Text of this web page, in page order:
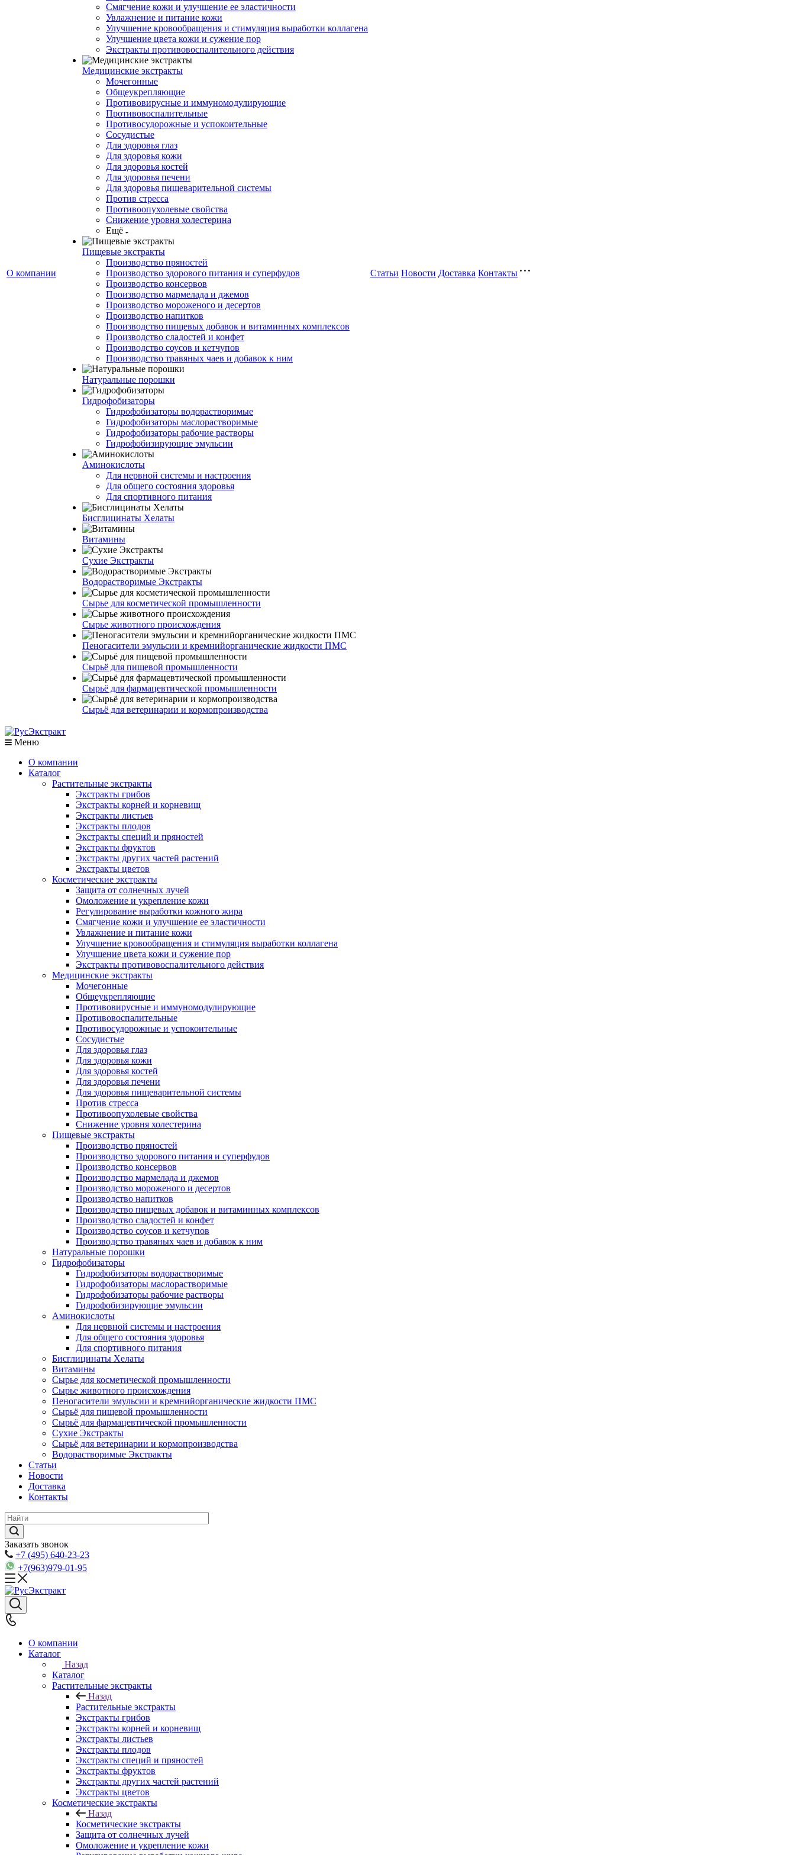
О компании
Смягчение кожи и улучшение ее эластичности
Увлажнение и питание кожи
Улучшение кровообращения и стимуляция выработки коллагена
Улучшение цвета кожи и сужение пор
Экстракты противовоспалительного действия
Медицинские экстракты
Мочегонные
Общеукрепляющие
Противовирусные и иммуномодулирующие
Противовоспалительные
Противосудорожные и успокоительные
Сосудистые
Для здоровья глаз
Для здоровья кожи
Для здоровья костей
Для здоровья печени
Для здоровья пищеварительной системы
Против стресса
Противоопухолевые свойства
Снижение уровня холестерина
Ещё
Пищевые экстракты
Производство пряностей
Производство здорового питания и суперфудов
Производство консервов
Производство мармелада и джемов
Производство мороженого и десертов
Производство напитков
Производство пищевых добавок и витаминных комплексов
Производство сладостей и конфет
Производство соусов и кетчупов
Производство травяных чаев и добавок к ним
Натуральные порошки
Гидрофобизаторы
Гидрофобизаторы водорастворимые
Гидрофобизаторы маслорастворимые
Гидрофобизаторы рабочие растворы
Гидрофобизирующие эмульсии
Аминокислоты
Для нервной системы и настроения
Для общего состояния здоровья
Для спортивного питания
Бисглицинаты Хелаты
Витамины
Сухие Экстракты
Водорастворимые Экстракты
Сырье для косметической промышленности
Сырье животного происхождения
Пеногасители эмульсии и кремнийорганические жидкости ПМС
Сырьё для пищевой промышленности
Сырьё для фармацевтической промышленности
Сырьё для ветеринарии и кормопроизводства
Статьи Новости Доставка Контакты
Меню
О компании
Каталог
Растительные экстракты
Экстракты грибов
Экстракты корней и корневищ
Экстракты листьев
Экстракты плодов
Экстракты специй и пряностей
Экстракты фруктов
Экстракты других частей растений
Экстракты цветов
Косметические экстракты
Защита от солнечных лучей
Омоложение и укрепление кожи
Регулирование выработки кожного жира
Смягчение кожи и улучшение ее эластичности
Увлажнение и питание кожи
Улучшение кровообращения и стимуляция выработки коллагена
Улучшение цвета кожи и сужение пор
Экстракты противовоспалительного действия
Медицинские экстракты
Мочегонные
Общеукрепляющие
Противовирусные и иммуномодулирующие
Противовоспалительные
Противосудорожные и успокоительные
Сосудистые
Для здоровья глаз
Для здоровья кожи
Для здоровья костей
Для здоровья печени
Для здоровья пищеварительной системы
Против стресса
Противоопухолевые свойства
Снижение уровня холестерина
Пищевые экстракты
Производство пряностей
Производство здорового питания и суперфудов
Производство консервов
Производство мармелада и джемов
Производство мороженого и десертов
Производство напитков
Производство пищевых добавок и витаминных комплексов
Производство сладостей и конфет
Производство соусов и кетчупов
Производство травяных чаев и добавок к ним
Натуральные порошки
Гидрофобизаторы
Гидрофобизаторы водорастворимые
Гидрофобизаторы маслорастворимые
Гидрофобизаторы рабочие растворы
Гидрофобизирующие эмульсии
Аминокислоты
Для нервной системы и настроения
Для общего состояния здоровья
Для спортивного питания
Бисглицинаты Хелаты
Витамины
Сырье для косметической промышленности
Сырье животного происхождения
Пеногасители эмульсии и кремнийорганические жидкости ПМС
Сырьё для пищевой промышленности
Сырьё для фармацевтической промышленности
Сухие Экстракты
Сырьё для ветеринарии и кормопроизводства
Водорастворимые Экстракты
Статьи
Новости
Доставка
Контакты
Заказать звонок
+7 (495) 640-23-23
+7(963)979-01-95
О компании
Каталог
Назад
Каталог
Растительные экстракты
Назад
Растительные экстракты
Экстракты грибов
Экстракты корней и корневищ
Экстракты листьев
Экстракты плодов
Экстракты специй и пряностей
Экстракты фруктов
Экстракты других частей растений
Экстракты цветов
Косметические экстракты
Назад
Косметические экстракты
Защита от солнечных лучей
Омоложение и укрепление кожи